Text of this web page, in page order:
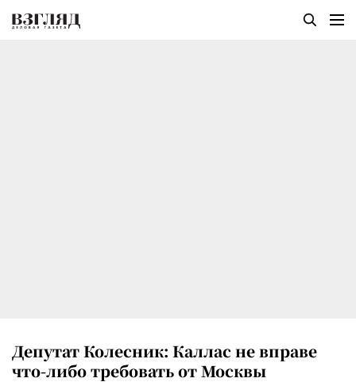
Депутат Колесник: Каллас не вправе
что-либо требовать от Москвы